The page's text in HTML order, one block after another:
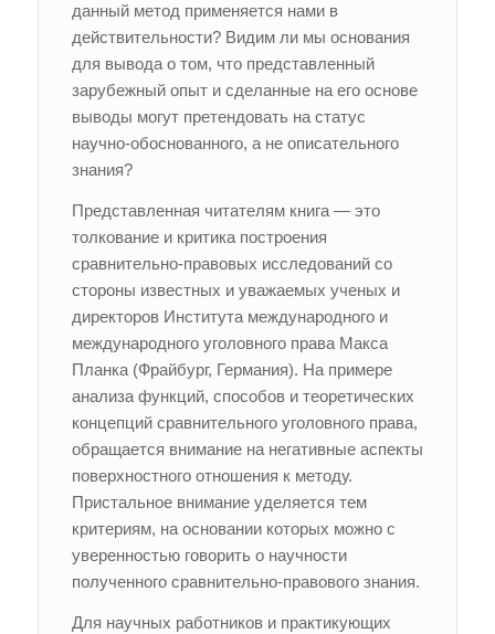
данный метод применяется нами в
действительности? Видим ли мы основания
для вывода о том, что представленный
зарубежный опыт и сделанные на его основе
выводы могут претендовать на статус
научно-обоснованного, а не описательного
знания?
Представленная читателям книга — это
толкование и критика построения
сравнительно-правовых исследований со
стороны известных и уважаемых ученых и
директоров Института международного и
международного уголовного права Макса
Планка (Фрайбург, Германия). На примере
анализа функций, способов и теоретических
концепций сравнительного уголовного права,
обращается внимание на негативные аспекты
поверхностного отношения к методу.
Пристальное внимание уделяется тем
критериям, на основании которых можно с
уверенностью говорить о научности
полученного сравнительно-правового знания.
Для научных работников и практикующих